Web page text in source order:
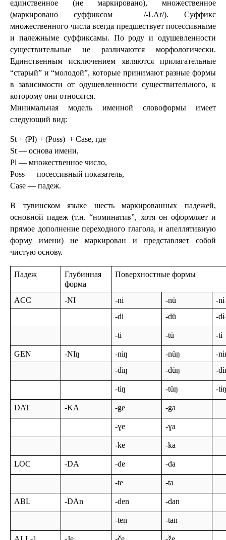
единственное (не маркировано), множественное
(маркировано суффиксом  /-LАr/). Суффикс
множественного числа всегда предшествует посессивныме
и палежныме суффиксамы. По роду и одушевленности
существительные не различаются морфологически.
Единственным исключением являются прилагательные
“старый” и “молодой”, которые принимают разные формы
в зависимости от одушевленности существительного, к
которому они относятся.
Минимальная модель именной словоформы имеет
следующий вид:
St + (Pl) + (Poss)  + Case, где
St — основа имени,
Pl — множественное число,
Poss — посессивный показатель,
Case — падеж.
В тувинском языке шесть маркированных падежей,
основной падеж (т.н. “номинатив”, хотя он оформляет и
прямое дополнение переходного глагола, и апеллятивную
форму имени) не маркирован и представляет собой
чистую основу.
Падеж
Глубинная
форма
Поверхностные формы
ACC -NI -ni -nü
-nɨ
-di
-dü -dɨ
-ti -tü -tɨ
GEN -NIŋ -niŋ -nüŋ
-
-diŋ
-düŋ -
-tiŋ -tüŋ -tɨŋ
DAT -KA -ge -ga
-ɣe -ɣa
-ke -ka
LOC -DA -de -da
-te -ta
ABL -DAn -den -dan
-ten -tan